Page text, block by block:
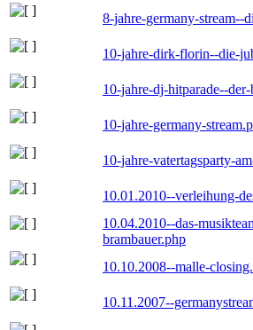
8-jahre-germany-stream--
10-jahre-dirk-florin--die-
10-jahre-dj-hitparade--
10-jahre-germany-
10-jahre-vatertagsparty-
10.01.2010--verleihung-
10.04.2010--das-
brambauer.php
10.10.2008--malle-
10.11.2007--